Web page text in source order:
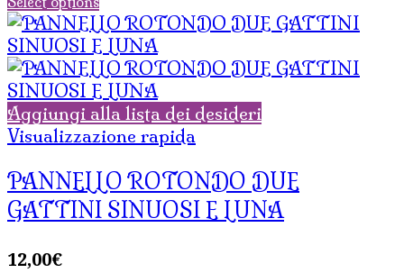
Aggiungi alla lista dei desideri
Visualizzazione rapida
PANNELLO ROTONDO DUE
GATTINI SINUOSI E LUNA
12,00€